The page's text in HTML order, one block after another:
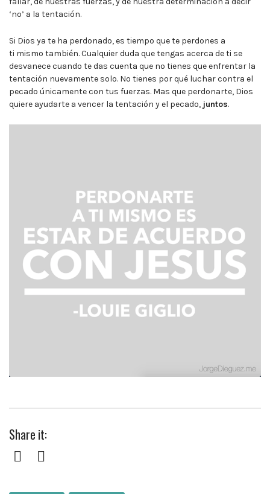
‘no’ a la tentación.
Si Dios ya te ha perdonado, es tiempo que te perdones a
ti mismo también. Cualquier duda que tengas acerca de ti se
desvanece cuando te das cuenta que no tienes que enfrentar la
tentación nuevamente solo. No tienes por qué luchar contra el
pecado únicamente con tus fuerzas. Mas que perdonarte, Dios
quiere ayudarte a vencer la tentación y el pecado, juntos.
Share it:
Facebook